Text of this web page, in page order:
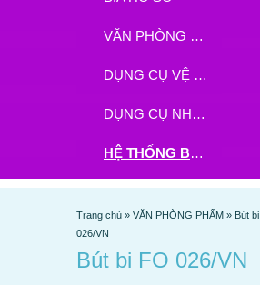
VĂN PHÒNG PHẨM
DỤNG CỤ VỆ SINH
DỤNG CỤ NHÀ BẾP
HỆ THỐNG BHX - TGDĐ ĐẶT HÀNG TẠI ĐÂY
Trang chủ » VĂN PHÒNG PHẨM » Bút bi
026/VN
Bút bi FO 026/VN